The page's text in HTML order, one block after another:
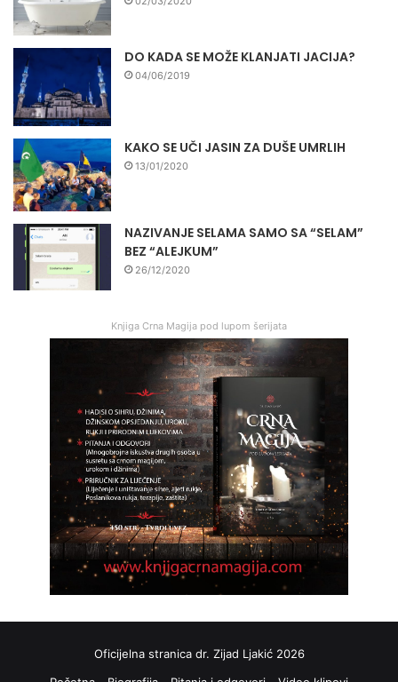
DO KADA SE MOŽE KLANJATI JACIJA?
04/06/2019
KAKO SE UČI JASIN ZA DUŠE UMRLIH
13/01/2020
NAZIVANJE SELAMA SAMO SA “SELAM”
BEZ “ALEJKUM”
26/12/2020
Knjiga Crna Magija pod lupom šerijata
Oficijelna stranica dr. Zijad Ljakić 2026